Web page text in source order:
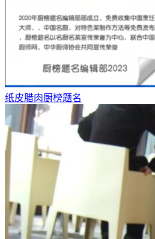
纸皮腊肉厨榜题名